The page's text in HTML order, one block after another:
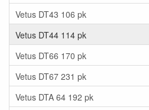
Vetus DT43 106 pk
Vetus DT44 114 pk
Vetus DT66 170 pk
Vetus DT67 231 pk
Vetus DTA 64 192 pk